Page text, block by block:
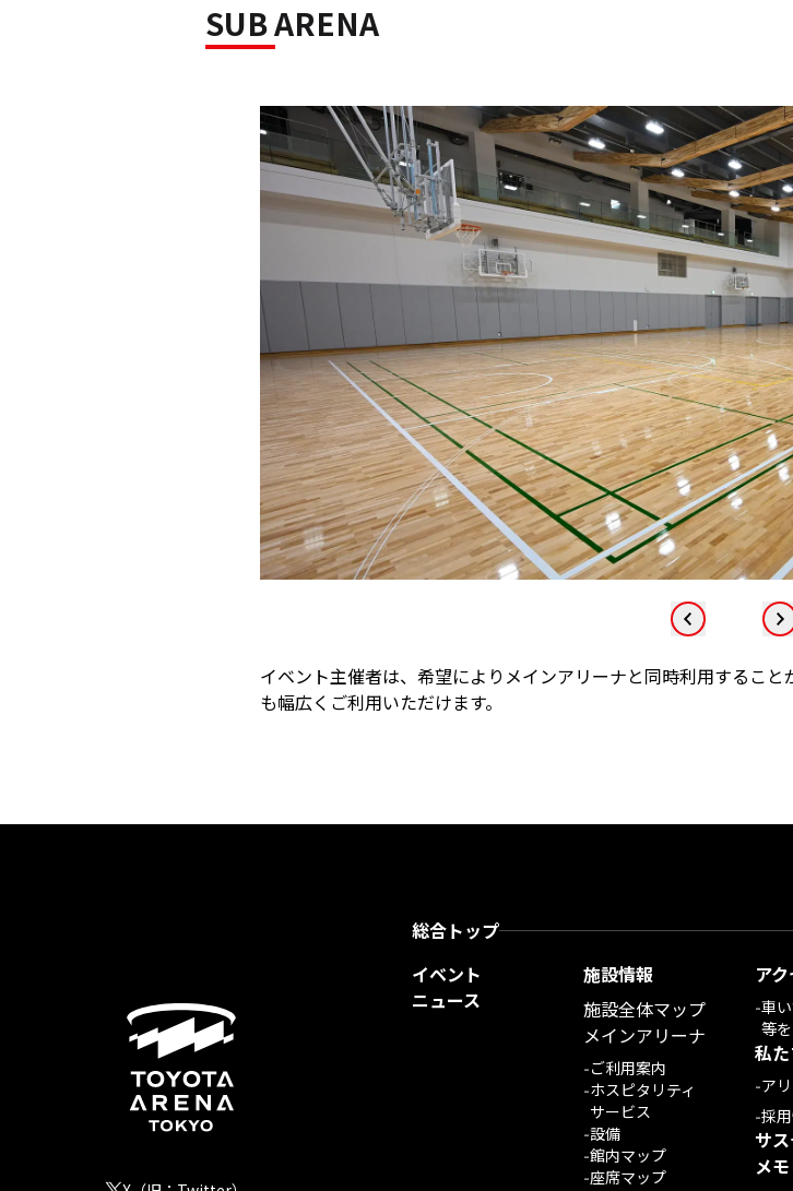
SUB ARENA
イベント主催者は、希望によりメインアリーナと同時利用するこ
も幅広くご利用いただけます。
総合トップ
イベント
ニュース
施設情報
施設全体マップ
メインアリーナ
-ご利用案内
-ホスピタリティ
サービス
-設備
-館内マップ
-座席マップ
ア
-車
等
私
-ア
-採
サ
メ